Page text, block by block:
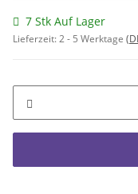
7 Stk Auf Lager
Lieferzeit:2 - 5 Werktage